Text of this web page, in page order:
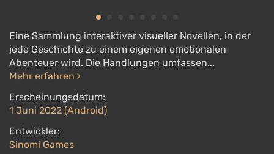
Eine Sammlung interaktiver visueller Novellen, in der
jede Geschichte zu einem eigenen emotionalen
Abenteuer wird. Die Handlungen umfassen...
Mehr erfahren
Erscheinungsdatum:
1 Juni 2022 (Android)
Entwickler:
Sinomi Games